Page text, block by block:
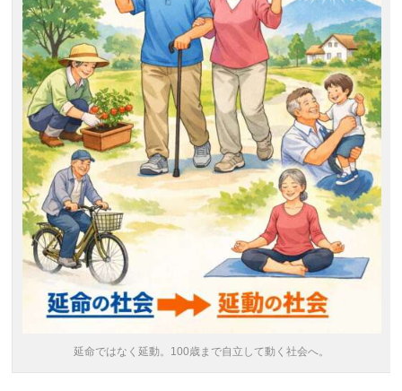
延命ではなく延動。100歳まで自立して動く社会へ。